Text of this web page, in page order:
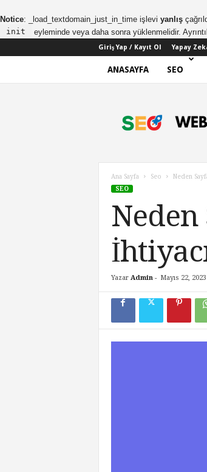
Notice: _load_textdomain_just_in_time işlevi yanlış
init
eyleminde veya daha sonra yüklenmelidir.
Giriş Yap / Kayıt Ol Yapay
ANASAYFA SEO
Ana Sayfa Seo
Neden
SEO
Neden
Yazar Admin- Mayıs 22, 2023